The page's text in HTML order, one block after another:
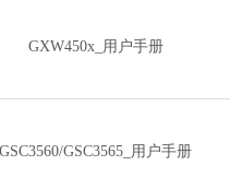
GXW450x_用户手册
GSC3560/GSC3565_用户手册